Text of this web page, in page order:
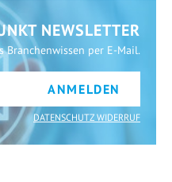
NEWSLETTER
Branchenwissen per E-Mail.
ANMELDEN
DATENSCHUTZ WIDERRUF